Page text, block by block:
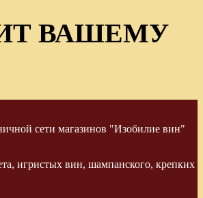
ВАШЕМУ
сети магазинов "Изобилие вин"
игристых вин, шампанского, крепких